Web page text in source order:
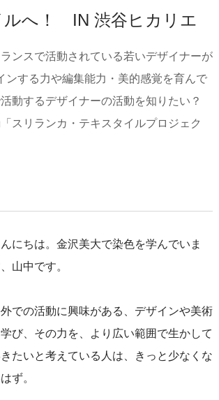
ルへ！ IN 渋谷ヒカリエ
ンスで活動されている若いデザイナーが
する力や編集能力・美的感覚を育んで
動するデザイナーの活動を知りたい？
スリランカ・テキスタイルプロジェク
にちは。金沢美大で染色を学んでいま
山中です。
での活動に興味がある、デザインや美術
学び、その力を、より広い範囲で生かして
たいと考えている人は、きっと少なくな
ず。